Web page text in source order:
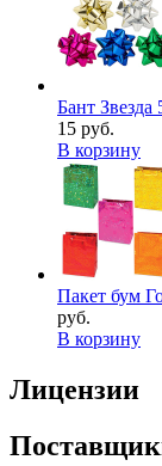
Бант Звезда
15 руб.
В корзину
Пакет бум
руб.
В корзину
Лицензии